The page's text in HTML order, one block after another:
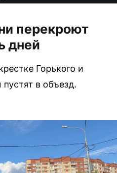
перекроют
дней
Горького и
в объезд.